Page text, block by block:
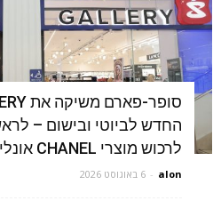
החדש לביוטי ובישום –
לרכוש מוצרי CHANEL אונליין
alon
- 6 באוגוסט 2026